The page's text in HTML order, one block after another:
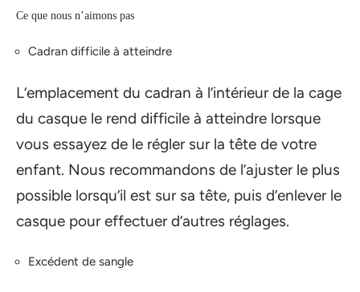
Ce que nous n’aimons pas
Cadran difficile à atteindre
L’emplacement du cadran à l’intérieur de la cage
du casque le rend difficile à atteindre lorsque
vous essayez de le régler sur la tête de votre
enfant. Nous recommandons de l’ajuster le plus
possible lorsqu’il est sur sa tête, puis d’enlever le
casque pour effectuer d’autres réglages.
Excédent de sangle